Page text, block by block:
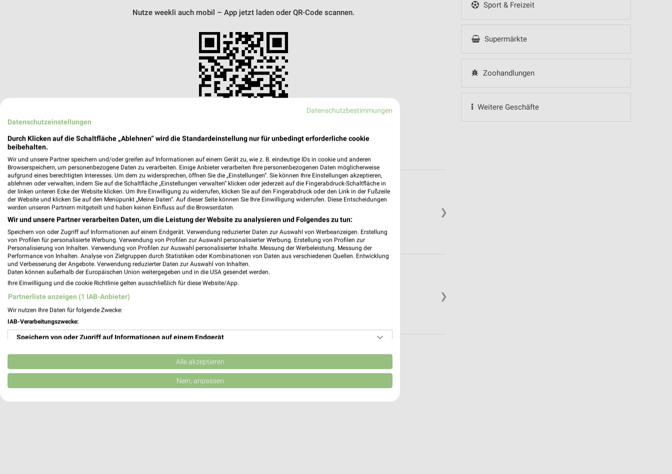
Sport & Freizeit
Supermärkte
Zoohandlungen
Weitere Geschäfte
Nutze weekli auch mobil – App jetzt laden oder QR-Code scannen.
❯
Teppichwäscherei & Reparaturen Celle
Münzstr. 10
29223 Celle
Heute geschlossen
224,70 km
❯
Bäckerei & Konditorei Hacke Meinersen
Dorfstraße 14
Heute geschlossen
Datenschutzbestimmungen
Datenschutzeinstellungen
Durch Klicken auf die Schaltfläche „Ablehnen“ wird die Standardeinstellung nur für unbedingt erforderliche cookie
beibehalten.
Wir und unsere Partner speichern und/oder greifen auf Informationen auf einem Gerät zu, wie z. B. eindeutige IDs in cookie und anderen
Browserspeichern, um personenbezogene Daten zu verarbeiten. Einige Anbieter verarbeiten Ihre personenbezogenen Daten möglicherweise
aufgrund eines berechtigten Interesses. Um dem zu widersprechen, öffnen Sie die „Einstellungen“. Sie können Ihre Einstellungen akzeptieren,
ablehnen oder verwalten, indem Sie auf die Schaltfläche „Einstellungen verwalten“ klicken oder jederzeit auf die Fingerabdruck-Schaltfläche in
der linken unteren Ecke der Website klicken. Um Ihre Einwilligung zu widerrufen, klicken Sie auf den Fingerabdruck oder den Link in der Fußzeile
der Website und klicken Sie auf den Menüpunkt „Meine Daten“. Auf dieser Seite können Sie Ihre Einwilligung widerrufen. Diese Entscheidungen
werden unseren Partnern mitgeteilt und haben keinen Einfluss auf die Browserdaten.
Wir und unsere Partner verarbeiten Daten, um die Leistung der Website zu analysieren und Folgendes zu tun:
Speichern von oder Zugriff auf Informationen auf einem Endgerät. Verwendung reduzierter Daten zur Auswahl von Werbeanzeigen. Erstellung
von Profilen für personalisierte Werbung. Verwendung von Profilen zur Auswahl personalisierter Werbung. Erstellung von Profilen zur
Personalisierung von Inhalten. Verwendung von Profilen zur Auswahl personalisierter Inhalte. Messung der Werbeleistung. Messung der
Performance von Inhalten. Analyse von Zielgruppen durch Statistiken oder Kombinationen von Daten aus verschiedenen Quellen. Entwicklung
und Verbesserung der Angebote. Verwendung reduzierter Daten zur Auswahl von Inhalten.
Daten können außerhalb der Europäischen Union weitergegeben und in die USA gesendet werden.
Ihre Einwilligung und die cookie Richtlinie gelten ausschließlich für diese Website/App.
Partnerliste anzeigen (1 IAB-Anbieter)
Wir nutzen Ihre Daten für folgende Zwecke:
IAB-Verarbeitungszwecke:
Speichern von oder Zugriff auf Informationen auf einem Endgerät
Verwendung reduzierter Daten zur Auswahl von Werbeanzeigen
Erstellung von Profilen für personalisierte Werbung
Alle akzeptieren
Nein, anpassen